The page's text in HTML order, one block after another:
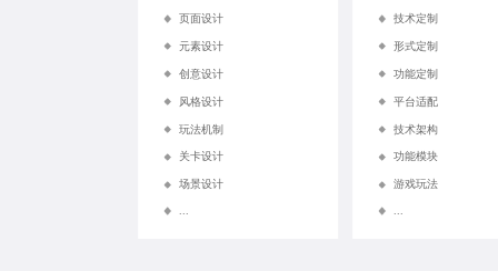
页面设计
元素设计
创意设计
风格设计
玩法机制
关卡设计
场景设计
...
技术定制
形式定制
功能定制
平台适配
技术架构
功能模块
游戏玩法
...